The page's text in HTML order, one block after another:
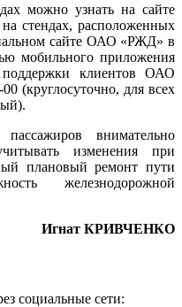
можно узнать на сайте
стендах, расположенных
сайте ОАО «РЖД» в
мобильного приложения
клиентов ОАО
(круглосуточно, для всех
внимательно
изменения при
плановый ремонт пути
железнодорожной
Игнат КРИВЧЕНКО
социальные сети: